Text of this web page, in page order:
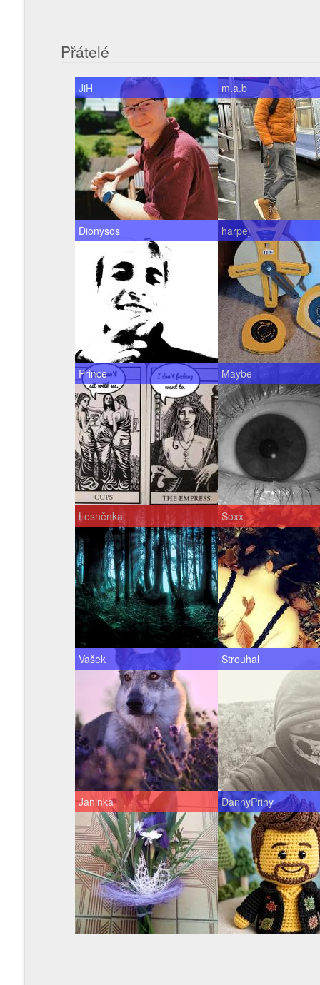
Přátelé
JiH m.a.b
Dionysos harpej
Prince Maybe
Lesněnka Soxx
Vašek Strouhal
Janinka DannyPrihy